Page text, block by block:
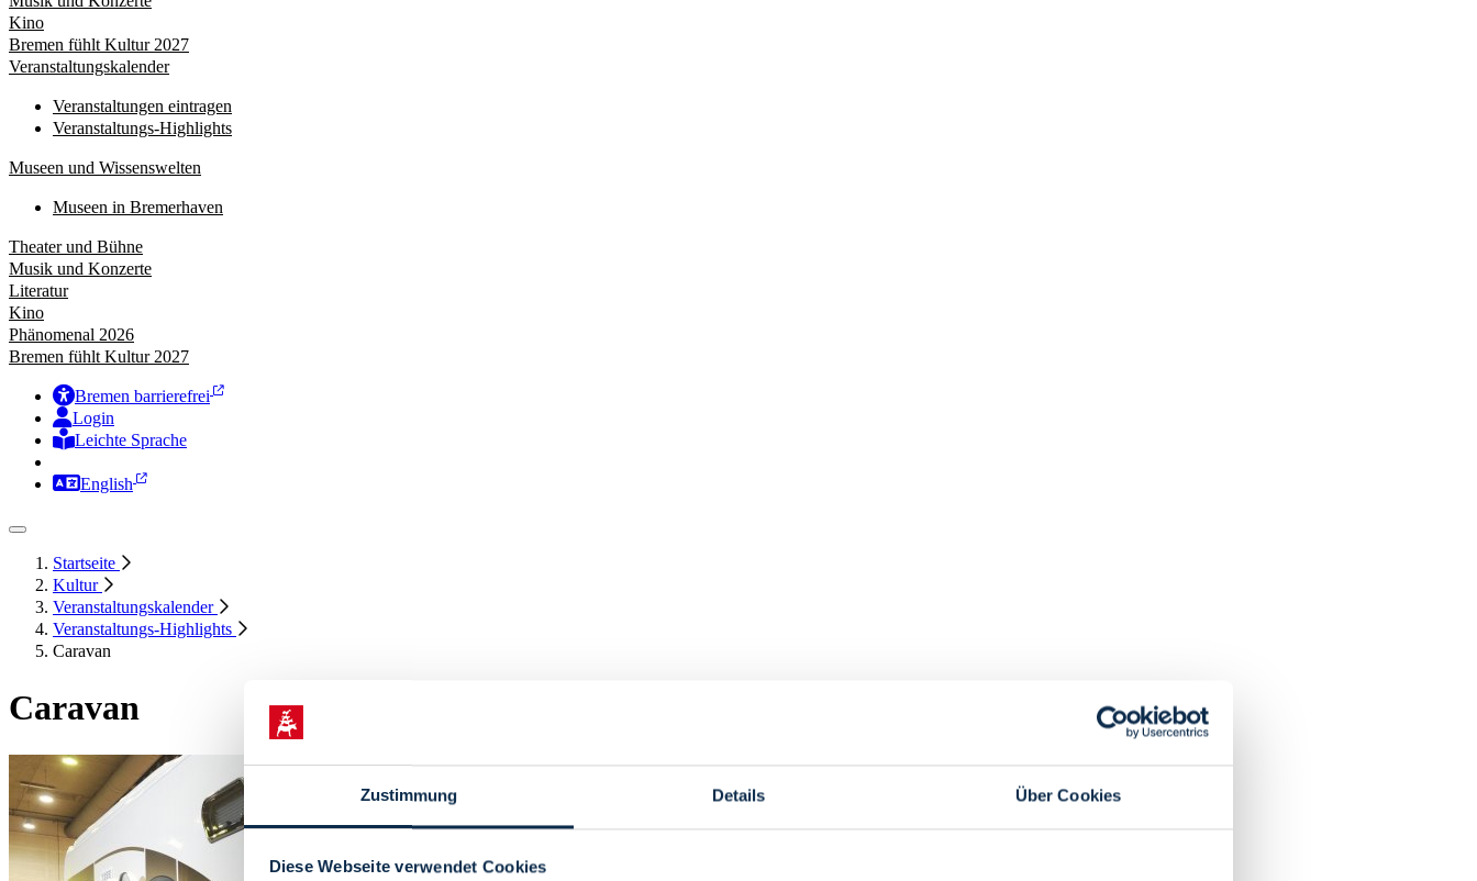
Zustimmung Details Über Cookies
Diese Webseite verwendet Cookies
Kino
Bremen fühlt Kultur 2027
Veranstaltungskalender
Veranstaltungen eintragen
Veranstaltungs-Highlights
Museen und Wissenswelten
Museen in Bremerhaven
Theater und Bühne
Musik und Konzerte
Literatur
Kino
Phänomenal 2026
Bremen fühlt Kultur 2027
Bremen barrierefrei
Login
Leichte Sprache
English
Startseite
Kultur
Veranstaltungskalender
Veranstaltungs-Highlights
Caravan
Caravan